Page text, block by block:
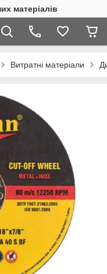
матеріалів
Витратні матеріали